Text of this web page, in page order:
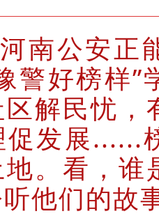
南公安正
警好榜样
解民忧
发展......
。看，谁
他们的故